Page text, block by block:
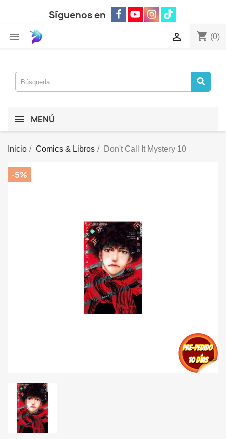
Síguenos en
 shopping_cart (0)

MENÚ
Inicio Comics & Libros Don't Call It Mystery 10
-5%